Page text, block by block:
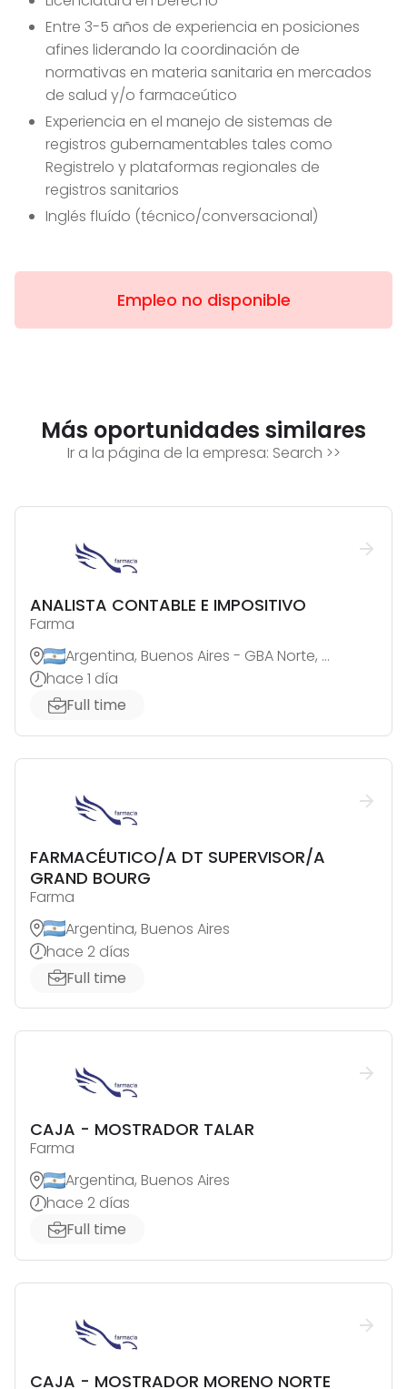
Entre 3-5 años de experiencia en posiciones
afines liderando la coordinación de
normativas en materia sanitaria en mercados
de salud y/o farmaceútico
Experiencia en el manejo de sistemas de
registros gubernamentables tales como
Registrelo y plataformas regionales de
registros sanitarios
Inglés fluído (técnico/conversacional)
Empleo no disponible
Más oportunidades similares
Ir a la página de la empresa: Search >>
ANALISTA CONTABLE E IMPOSITIVO
Farma
Argentina, Buenos Aires - GBA Norte, Jose C. Paz
hace 1 día
Full time
FARMACÉUTICO/A DT SUPERVISOR/A
GRAND BOURG
Farma
Argentina, Buenos Aires
hace 2 días
Full time
CAJA - MOSTRADOR TALAR
Farma
Argentina, Buenos Aires
hace 2 días
Full time
CAJA - MOSTRADOR MORENO NORTE